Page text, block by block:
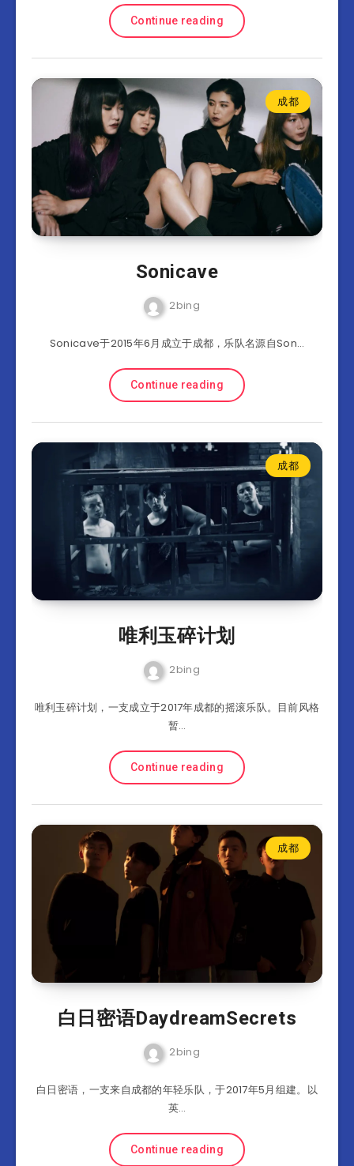
Continue reading
成都
Sonicave
2bing
Sonicave于2015年6月成立于成都，乐队名源自Son…
Continue reading
成都
唯利玉碎计划
2bing
唯利玉碎计划，一支成立于2017年成都的摇滚乐队。目前风格
暂…
Continue reading
成都
白日密语DaydreamSecrets
2bing
白日密语，一支来自成都的年轻乐队，于2017年5月组建。以
英…
Continue reading